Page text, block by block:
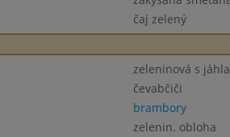
čaj zelený
zeleninová s
čevabčiči
brambory
zelenin. obloha